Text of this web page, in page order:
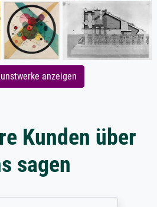
anzeigen
Kunden über
sagen